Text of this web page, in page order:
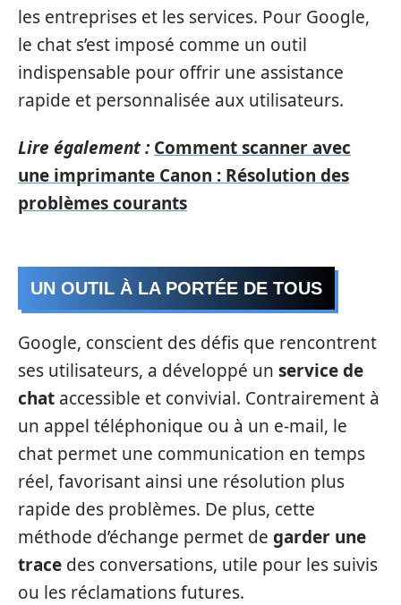
les entreprises et les services. Pour Google,
le chat s’est imposé comme un outil
indispensable pour offrir une assistance
rapide et personnalisée aux utilisateurs.
Lire également : Comment scanner avec
une imprimante Canon : Résolution des
problèmes courants
UN OUTIL À LA PORTÉE DE TOUS
Google, conscient des défis que rencontrent
ses utilisateurs, a développé un service de
chat accessible et convivial. Contrairement à
un appel téléphonique ou à un e-mail, le
chat permet une communication en temps
réel, favorisant ainsi une résolution plus
rapide des problèmes. De plus, cette
méthode d’échange permet de garder une
trace des conversations, utile pour les suivis
ou les réclamations futures.